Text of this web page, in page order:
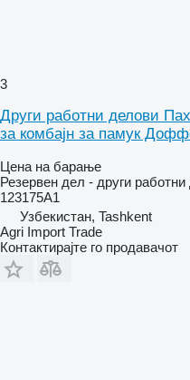
3
Други работни делови
за комбајн за памук
Цена на барање
Резервен дел - други
123175A1
Узбекистан, Tashkent
Agri Import Trade
Контактирајте го продавачот